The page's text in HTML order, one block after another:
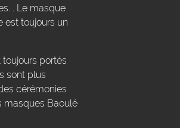
. Le masque
est toujours un
portés
sont plus
cérémonies
masques Baoulé